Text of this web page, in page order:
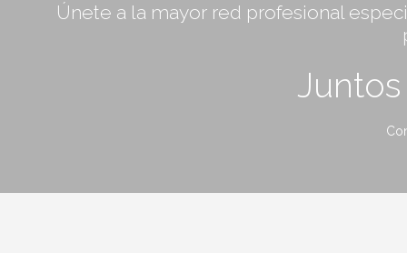
Únete a la mayor red profesional